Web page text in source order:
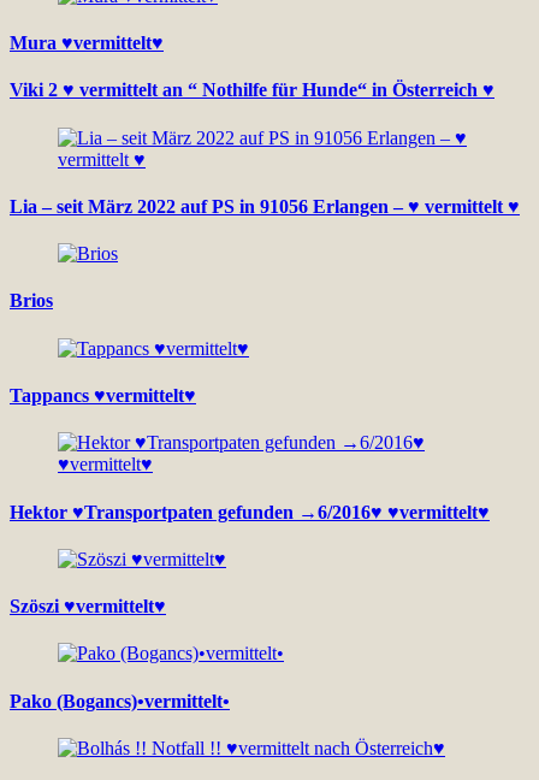
Mura ♥vermittelt♥
Viki 2 ♥ vermittelt an “ Nothilfe für Hunde“ in Österreich ♥
Lia – seit März 2022 auf PS in 91056 Erlangen – ♥ vermittelt ♥
Brios
Tappancs ♥vermittelt♥
Hektor ♥Transportpaten gefunden →6/2016♥ ♥vermittelt♥
Szöszi ♥vermittelt♥
Pako (Bogancs)•vermittelt•